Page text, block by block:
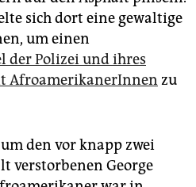
sich dort eine gewaltige
um einen
der Polizei und ihres
AfroamerikanerInnen zu
den vor knapp zwei
verstorbenen George